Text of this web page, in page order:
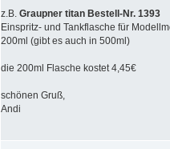
z.B. Graupner titan Bestell-Nr. 1393
Einspritz- und Tankflasche für
200ml (gibt es auch in 500ml)
die 200ml Flasche kostet 4,45€
schönen Gruß,
Andi